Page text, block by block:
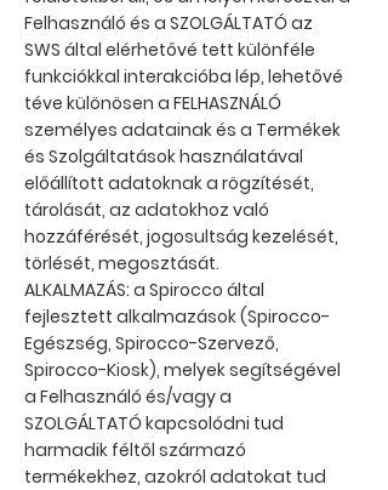
Felhasználó és a SZOLGÁLTATÓ az
SWS által elérhetővé tett különféle
funkciókkal interakcióba lép, lehetővé
téve különösen a FELHASZNÁLÓ
személyes adatainak és a Termékek
és Szolgáltatások használatával
előállított adatoknak a rögzítését,
tárolását, az adatokhoz való
hozzáférését, jogosultság kezelését,
törlését, megosztását.
ALKALMAZÁS: a Spirocco által
fejlesztett alkalmazások (Spirocco-
Egészség, Spirocco-Szervező,
Spirocco-Kiosk), melyek segítségével
a Felhasználó és/vagy a
SZOLGÁLTATÓ kapcsolódni tud
harmadik féltől származó
termékekhez, azokról adatokat tud